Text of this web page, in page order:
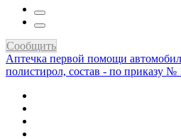
Сообщить
Аптечка первой помощи
полистирол, состав - по приказу №